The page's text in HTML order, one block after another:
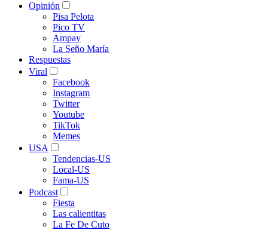
Opinión
Pisa Pelota
Pico TV
Ampay
La Seño María
Respuestas
Viral
Facebook
Instagram
Twitter
Youtube
TikTok
Memes
USA
Tendencias-US
Local-US
Fama-US
Podcast
Fiesta
Las calientitas
La Fe De Cuto